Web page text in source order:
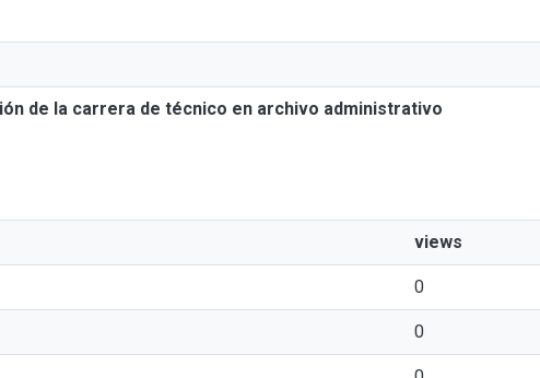
de la carrera de técnico en archivo administrativo
views
0
0